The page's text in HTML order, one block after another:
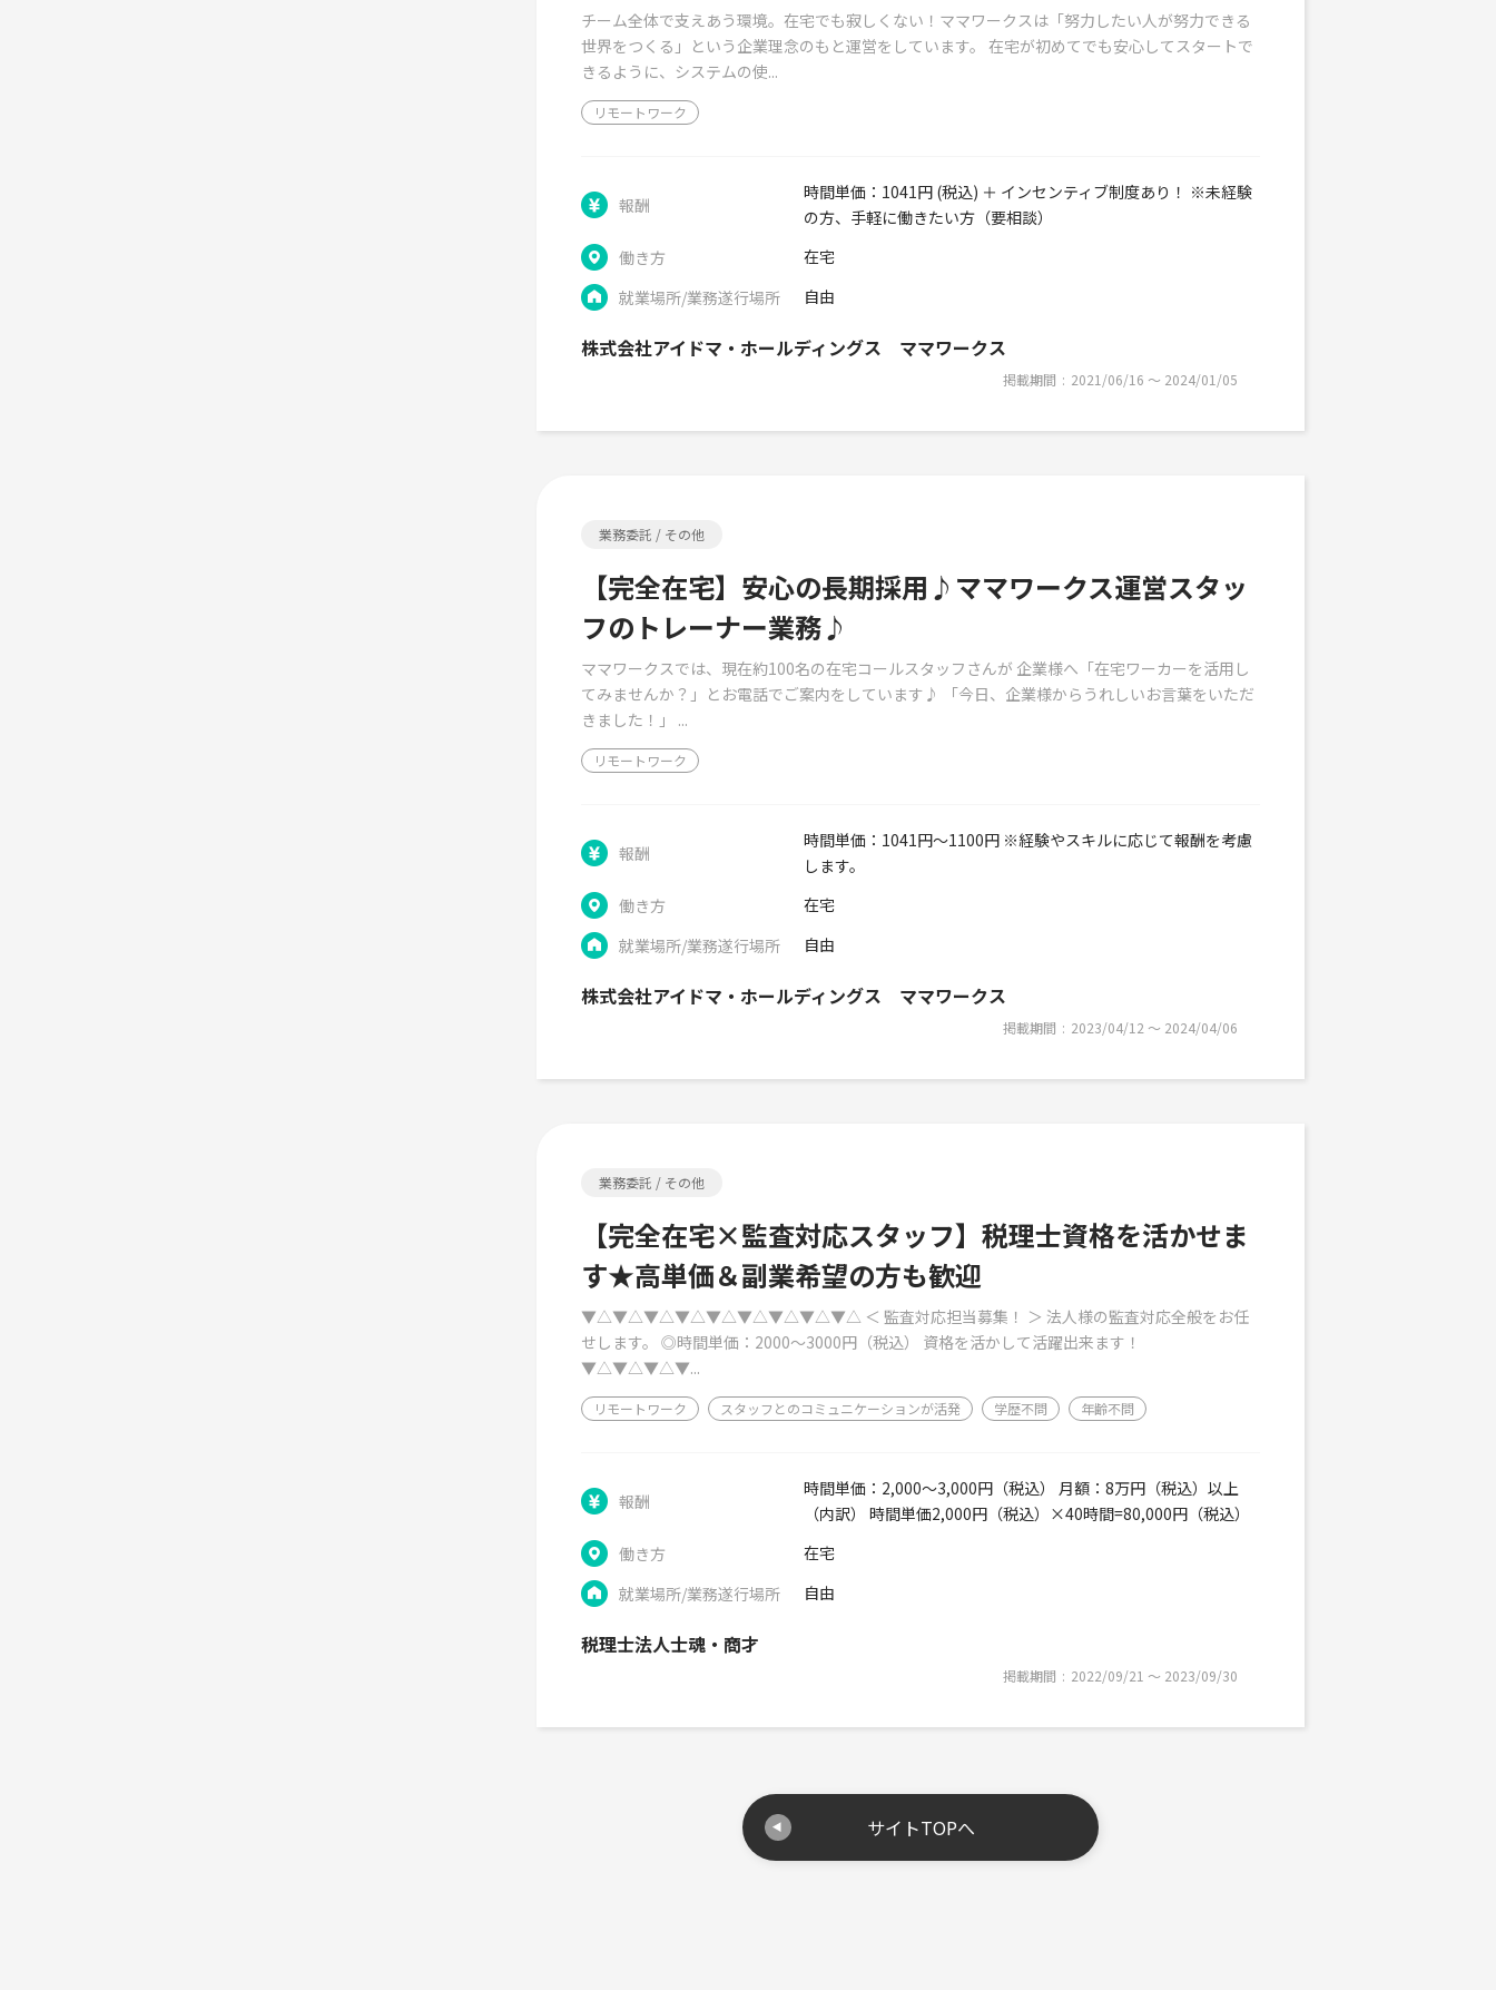
チーム全体で支えあう環境。在宅でも寂しくない！ママワークスは「努力したい人が努力できる
世界をつくる」という企業理念のもと運営をしています。 在宅が初めてでも安心してスタートで
きるように、システムの使...
リモートワーク
報酬
時間単価：1041円 (税込) ＋ インセンティブ制度あり！ ※未経験
の方、手軽に働きたい方（要相談）
働き方
在宅
就業場所/業務遂行場所
自由
株式会社アイドマ・ホールディングス ママワークス
掲載期間 2021/06/16 〜 2024/01/05
業務委託 / その他
【完全在宅】安心の長期採用♪ママワークス運営スタッ
フのトレーナー業務♪
ママワークスでは、現在約100名の在宅コールスタッフさんが 企業様へ「在宅ワーカーを活用し
てみませんか？」とお電話でご案内をしています♪ 「今日、企業様からうれしいお言葉をいただ
きました！」 ...
リモートワーク
報酬
時間単価：1041円～1100円 ※経験やスキルに応じて報酬を考慮
します。
働き方
在宅
就業場所/業務遂行場所
自由
株式会社アイドマ・ホールディングス ママワークス
掲載期間 2023/04/12 〜 2024/04/06
業務委託 / その他
【完全在宅×監査対応スタッフ】税理士資格を活かせま
す★高単価＆副業希望の方も歓迎
▼△▼△▼△▼△▼△▼△▼△▼△▼△ ＜ 監査対応担当募集！ ＞ 法人様の監査対応全般をお任
せします。 ◎時間単価：2000～3000円（税込） 資格を活かして活躍出来ます！
▼△▼△▼△▼...
リモートワーク スタッフとのコミュニケーションが活発 学歴不問 年齢不問
報酬
時間単価：2,000～3,000円（税込） 月額：8万円（税込）以上
（内訳） 時間単価2,000円（税込）×40時間=80,000円（税込）
働き方
在宅
就業場所/業務遂行場所
自由
税理士法人士魂・商才
掲載期間 2022/09/21 〜 2023/09/30
サイトTOPへ